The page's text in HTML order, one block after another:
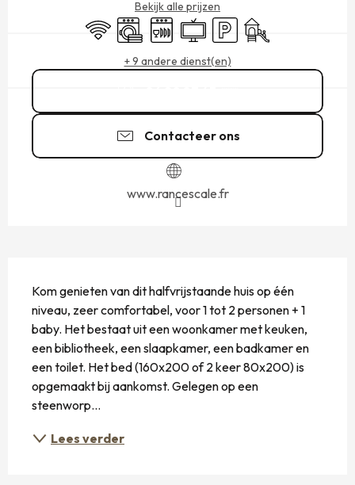
Bekijk alle prijzen
Wifi WasmachineVaatwassers
TelevisieParkeerplaats
Kinderspelen /
+ 9 andere dienst(en)
Contacteer ons
www.rancescale.fr
Kom genieten van dit halfvrijstaande huis op één
niveau, zeer comfortabel, voor 1 tot 2 personen + 1
baby. Het bestaat uit een woonkamer met keuken,
een bibliotheek, een slaapkamer, een badkamer en
een toilet. Het bed (160x200 of 2 keer 80x200) is
opgemaakt bij aankomst. Gelegen op een
steenworp...
Lees verder